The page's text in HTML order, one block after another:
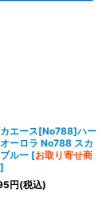
カエース[No788]ハー
オーロラ No788 スカ
ルー [お取り寄せ商
]
円(税込)